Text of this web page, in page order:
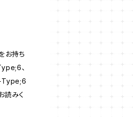
お持ち
、
読みく